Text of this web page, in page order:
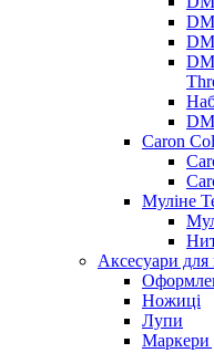
Caron
Муліне
Аксесуари
Ножиці
Лупи
Маркери